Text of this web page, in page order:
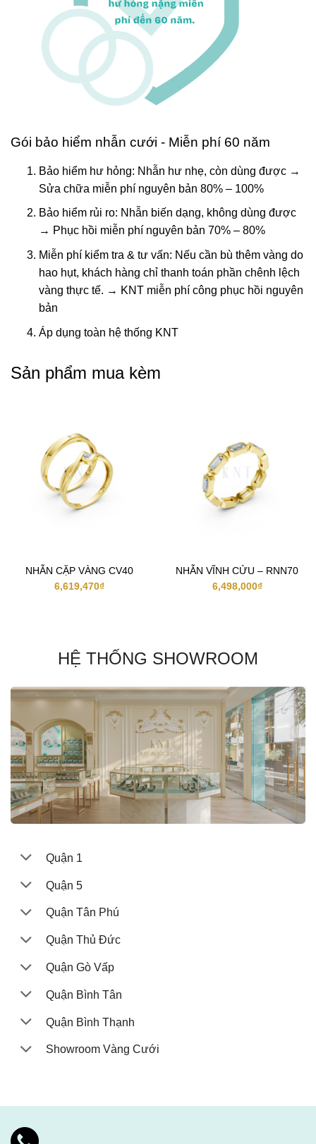
Gói bảo hiểm nhẫn cưới - Miễn phí 60 năm
Bảo hiểm hư hỏng: Nhẫn hư nhẹ, còn dùng được →
Sửa chữa miễn phí nguyên bản 80% – 100%
Bảo hiểm rủi ro: Nhẫn biến dạng, không dùng được
→ Phục hồi miễn phí nguyên bản 70% – 80%
Miễn phí kiểm tra & tư vấn: Nếu cần bù thêm vàng do
hao hụt, khách hàng chỉ thanh toán phần chênh lệch
vàng thực tế. → KNT miễn phí công phục hồi nguyên
bản
Áp dụng toàn hệ thống KNT
Sản phẩm mua kèm
NHẪN CẶP VÀNG CV40
6,619,470₫
NHẪN VĨNH CỬU – RNN70
6,498,000₫
HỆ THỐNG SHOWROOM
Quận 1
Quận 5
Quận Tân Phú
Quận Thủ Đức
Quận Gò Vấp
Quận Bình Tân
Quận Bình Thạnh
Showroom Vàng Cưới